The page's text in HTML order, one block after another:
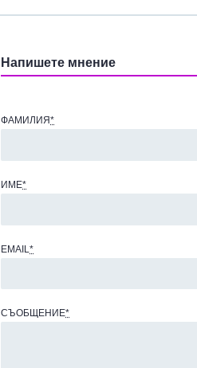
Напишете мнение
ФАМИЛИЯ*
ИМЕ*
EMAIL *
СЪОБЩЕНИЕ*